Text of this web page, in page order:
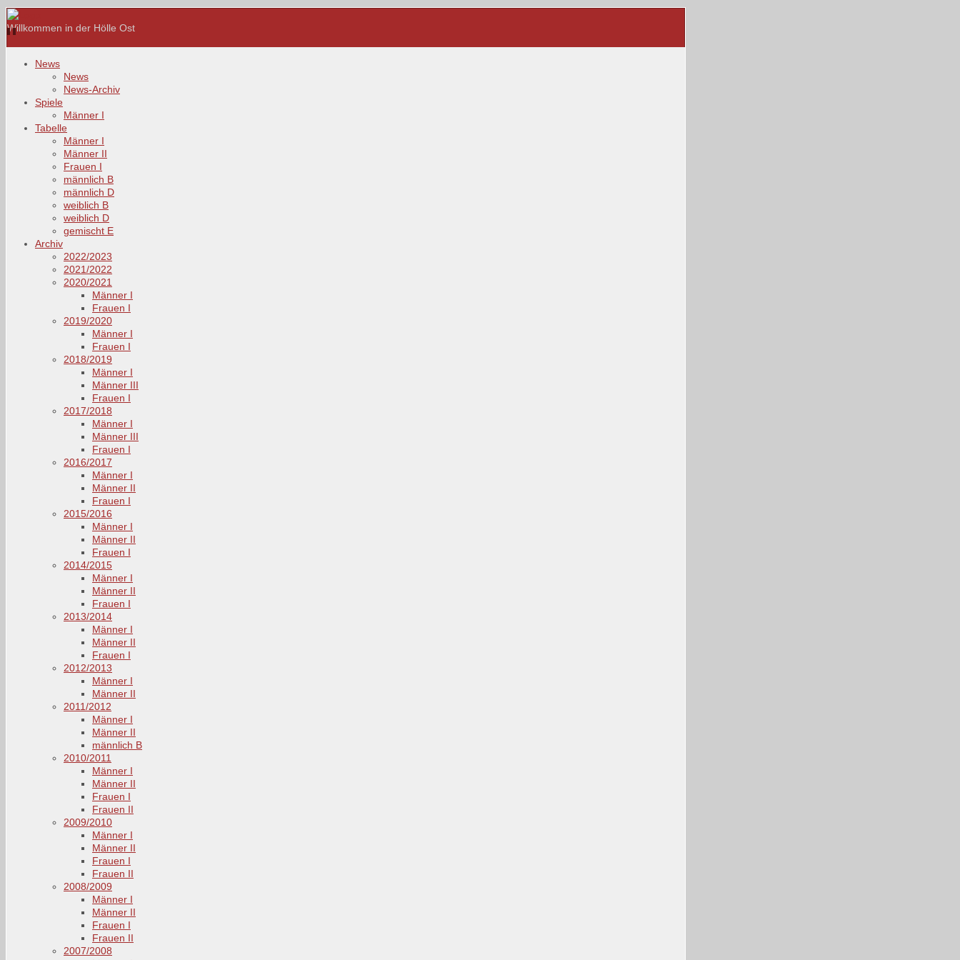
Willkommen in der Hölle Ost
News
News
News-Archiv
Spiele
Männer I
Tabelle
Männer I
Männer II
Frauen I
männlich B
männlich D
weiblich B
weiblich D
gemischt E
Archiv
2022/2023
2021/2022
2020/2021
Männer I
Frauen I
2019/2020
Männer I
Frauen I
2018/2019
Männer I
Männer III
Frauen I
2017/2018
Männer I
Männer III
Frauen I
2016/2017
Männer I
Männer II
Frauen I
2015/2016
Männer I
Männer II
Frauen I
2014/2015
Männer I
Männer II
Frauen I
2013/2014
Männer I
Männer II
Frauen I
2012/2013
Männer I
Männer II
2011/2012
Männer I
Männer II
männlich B
2010/2011
Männer I
Männer II
Frauen I
Frauen II
2009/2010
Männer I
Männer II
Frauen I
Frauen II
2008/2009
Männer I
Männer II
Frauen I
Frauen II
2007/2008